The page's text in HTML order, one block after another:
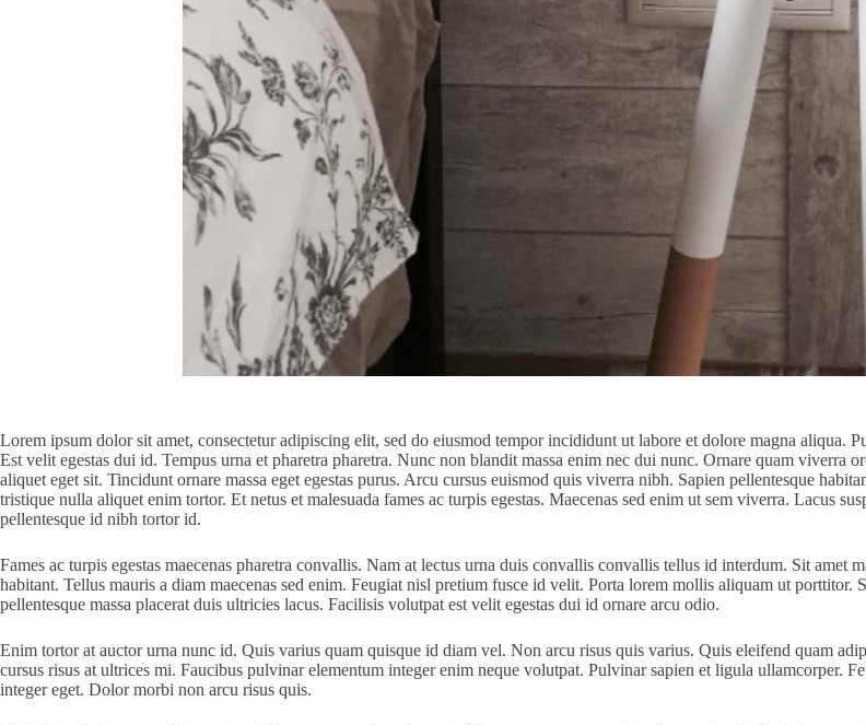
Lorem ipsum dolor sit amet, consectetur adipiscing elit, sed do eiusmod tempor incididunt ut labore et dolore magna aliqua.
Est velit egestas dui id. Tempus urna et pharetra pharetra. Nunc non blandit massa enim nec dui nunc. Ornare quam viverra
aliquet eget sit. Tincidunt ornare massa eget egestas purus. Arcu cursus euismod quis viverra nibh. Sapien pellentesque
tristique nulla aliquet enim tortor. Et netus et malesuada fames ac turpis egestas. Maecenas sed enim ut sem viverra. Lacus
pellentesque id nibh tortor id.
Fames ac turpis egestas maecenas pharetra convallis. Nam at lectus urna duis convallis convallis tellus id interdum. Sit
habitant. Tellus mauris a diam maecenas sed enim. Feugiat nisl pretium fusce id velit. Porta lorem mollis aliquam ut
pellentesque massa placerat duis ultricies lacus. Facilisis volutpat est velit egestas dui id ornare arcu odio.
Enim tortor at auctor urna nunc id. Quis varius quam quisque id diam vel. Non arcu risus quis varius. Quis eleifend quam
cursus risus at ultrices mi. Faucibus pulvinar elementum integer enim neque volutpat. Pulvinar sapien et ligula ullamcorper.
integer eget. Dolor morbi non arcu risus quis.